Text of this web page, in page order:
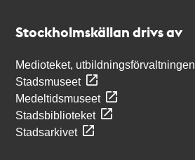
Stockholmskällan drivs av
Medioteket, utbildningsförvaltningen
Stadsmuseet
Medeltidsmuseet
Stadsbiblioteket
Stadsarkivet